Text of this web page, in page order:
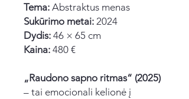
Tema: Abstraktus menas
Sukūrimo metai: 2024
Dydis: 46 × 65 cm
Kaina: 480 €
„Raudono sapno ritmas“ (2025)
– tai emocionali kelionė į